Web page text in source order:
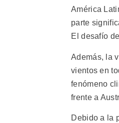
América
parte
El desafío
Además, la
vientos en
fenómeno
frente a
Debido a